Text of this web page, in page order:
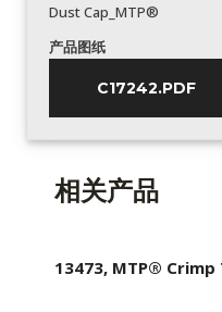
Dust Cap_MTP®
产品图纸
C17242.PDF
相关产品
13473, MTP® Crimp